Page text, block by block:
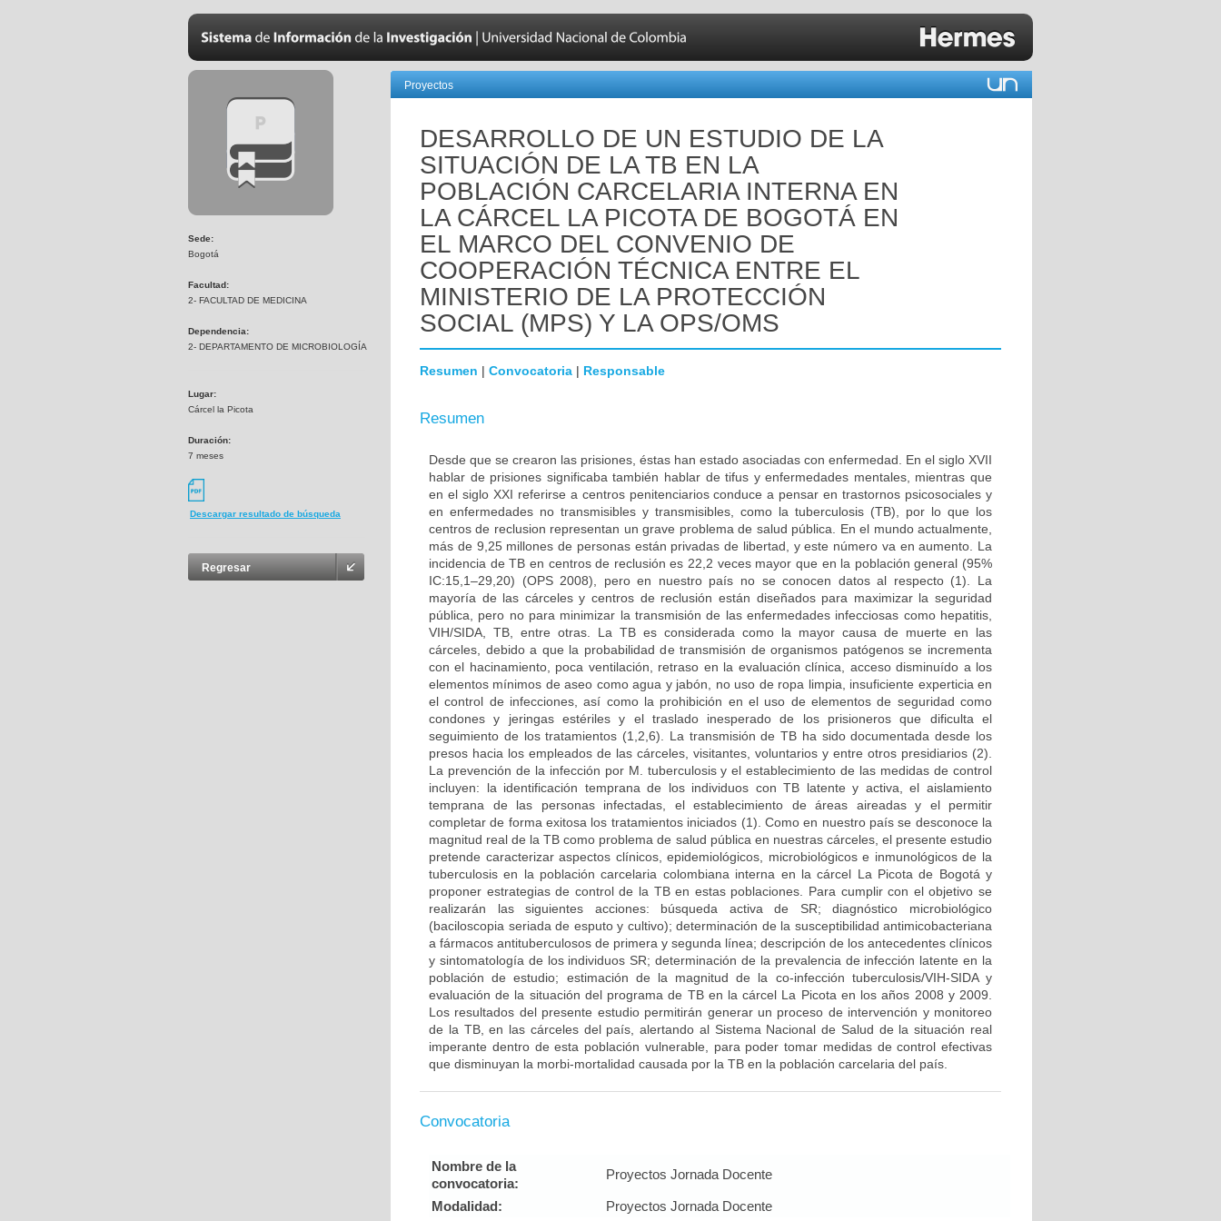
Sede:
Bogotá
Facultad:
2- FACULTAD DE MEDICINA
Dependencia:
2- DEPARTAMENTO DE MICROBIOLOGÍA
Lugar:
Cárcel la Picota
Duración:
7 meses
Descargar resultado de búsqueda
Regresar
Proyectos
DESARROLLO DE UN ESTUDIO DE LA
SITUACIÓN DE LA TB EN LA
POBLACIÓN CARCELARIA INTERNA EN
LA CÁRCEL LA PICOTA DE BOGOTÁ EN
EL MARCO DEL CONVENIO DE
COOPERACIÓN TÉCNICA ENTRE EL
MINISTERIO DE LA PROTECCIÓN
SOCIAL (MPS) Y LA OPS/OMS
Resumen | Convocatoria | Responsable
Resumen
Desde que se crearon las prisiones, éstas han estado asociadas con enfermedad. En el siglo XVII
hablar de prisiones significaba también hablar de tifus y enfermedades mentales, mientras que
en el siglo XXI referirse a centros penitenciarios conduce a pensar en trastornos psicosociales y
en enfermedades no transmisibles y transmisibles, como la tuberculosis (TB), por lo que los
centros de reclusion representan un grave problema de salud pública. En el mundo actualmente,
más de 9,25 millones de personas están privadas de libertad, y este número va en aumento. La
incidencia de TB en centros de reclusión es 22,2 veces mayor que en la población general (95%
IC:15,1–29,20) (OPS 2008), pero en nuestro país no se conocen datos al respecto (1). La
mayoría de las cárceles y centros de reclusión están diseñados para maximizar la seguridad
pública, pero no para minimizar la transmisión de las enfermedades infecciosas como hepatitis,
VIH/SIDA, TB, entre otras. La TB es considerada como la mayor causa de muerte en las
cárceles, debido a que la probabilidad de transmisión de organismos patógenos se incrementa
con el hacinamiento, poca ventilación, retraso en la evaluación clínica, acceso disminuído a los
elementos mínimos de aseo como agua y jabón, no uso de ropa limpia, insuficiente experticia en
el control de infecciones, así como la prohibición en el uso de elementos de seguridad como
condones y jeringas estériles y el traslado inesperado de los prisioneros que dificulta el
seguimiento de los tratamientos (1,2,6). La transmisión de TB ha sido documentada desde los
presos hacia los empleados de las cárceles, visitantes, voluntarios y entre otros presidiarios (2).
La prevención de la infección por M. tuberculosis y el establecimiento de las medidas de control
incluyen: la identificación temprana de los individuos con TB latente y activa, el aislamiento
temprana de las personas infectadas, el establecimiento de áreas aireadas y el permitir
completar de forma exitosa los tratamientos iniciados (1). Como en nuestro país se desconoce la
magnitud real de la TB como problema de salud pública en nuestras cárceles, el presente estudio
pretende caracterizar aspectos clínicos, epidemiológicos, microbiológicos e inmunológicos de la
tuberculosis en la población carcelaria colombiana interna en la cárcel La Picota de Bogotá y
proponer estrategias de control de la TB en estas poblaciones. Para cumplir con el objetivo se
realizarán las siguientes acciones: búsqueda activa de SR; diagnóstico microbiológico
(baciloscopia seriada de esputo y cultivo); determinación de la susceptibilidad antimicobacteriana
a fármacos antituberculosos de primera y segunda línea; descripción de los antecedentes clínicos
y sintomatología de los individuos SR; determinación de la prevalencia de infección latente en la
población de estudio; estimación de la magnitud de la co-infección tuberculosis/VIH-SIDA y
evaluación de la situación del programa de TB en la cárcel La Picota en los años 2008 y 2009.
Los resultados del presente estudio permitirán generar un proceso de intervención y monitoreo
de la TB, en las cárceles del país, alertando al Sistema Nacional de Salud de la situación real
imperante dentro de esta población vulnerable, para poder tomar medidas de control efectivas
que disminuyan la morbi-mortalidad causada por la TB en la población carcelaria del país.
Convocatoria
Nombre de la
convocatoria:
Proyectos Jornada Docente
Modalidad: Proyectos Jornada Docente